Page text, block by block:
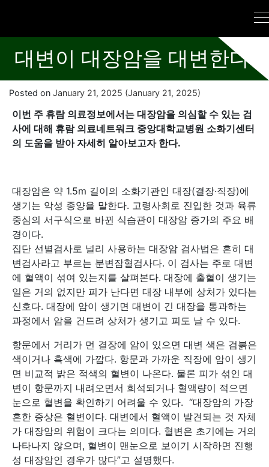
대변이 대장암을 대변한다
Posted on January 21, 2025 (January 21, 2025)
이번 주 휴람 의료정보에서는 대장암을 의심할 수 있는 검
사에 대해 휴람 의료네트워크 중앙대학교병원 소화기센터
의 도움을 받아 자세히 알아보고자 한다.
대장암은 약 1.5m 길이의 소화기관인 대장(결장·직장)에
생기는 악성 종양을 말한다. 고령사회로 진입한 것과 육류
중심의 서구식으로 바뀐 식습관이 대장암 증가의 주요 배
경이다.
집단 선별검사로 널리 사용하는 대장암 검사법은 흔히 대
변검사라고 부르는 분변잠혈검사다. 이 검사는 주로 대변
에 혈액이 섞여 있는지를 살펴본다. 대장에 출혈이 생기는
일은 거의 없지만 피가 난다면 대장 내부에 상처가 있다는
신호다. 대장에 암이 생기면 대변이 긴 대장을 통과하는
과정에서 암을 건드려 상처가 생기고 피도 날 수 있다.
항문에서 거리가 먼 결장에 암이 있으면 대변 색은 검붉은
색이거나 흑색에 가깝다. 항문과 가까운 직장에 암이 생기
면 비교적 밝은 적색의 혈변이 나온다. 물론 피가 섞인 대
변이 항문까지 내려오면서 희석되거나 혈액량이 적으면
눈으로 혈변을 확인하기 어려울 수 있다. “대장암의 가장
흔한 증상은 혈변이다. 대변에서 혈액이 발견되는 것 자체
가 대장암의 위험이 크다는 의미다. 혈변은 초기에는 거의
나타나지 않으며, 혈변이 맨눈으로 보이기 시작하면 진행
성 대장암인 경우가 많다”고 설명했다.